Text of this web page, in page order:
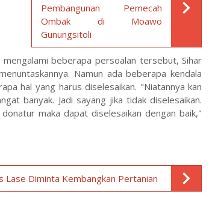
Pembangunan Pemecah
Ombak di Moawo
Gunungsitoli
beberapa persoalan tersebut, Sihar
Namun ada beberapa kendala
hal yang harus diselesaikan. "Niatannya kan
banyak. Jadi sayang jika tidak diselesaikan.
maka dapat diselesaikan dengan baik,"
Lase Diminta Kembangkan Pertanian